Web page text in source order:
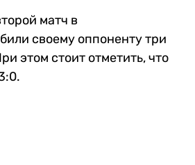
матч в
своему оппоненту три
этом стоит отметить, что